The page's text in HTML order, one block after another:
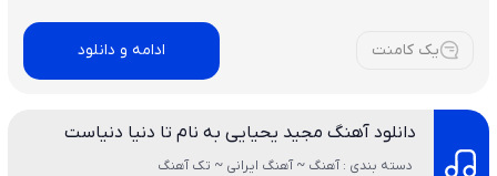
يک کامنت ادامه و دانلود
دانلود آهنگ مجید یحیایی به نام تا دنیا دنیاست
دسته بندی : آهنگ ~ آهنگ ایرانی ~ تک آهنگ